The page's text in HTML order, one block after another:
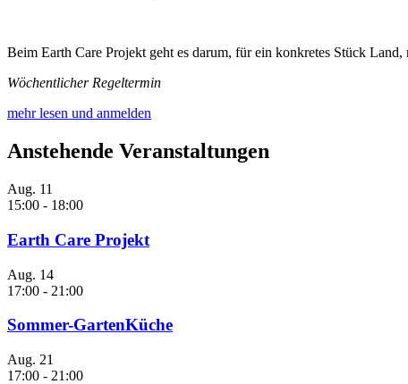
Beim Earth Care Projekt geht es darum, für ein konkretes Stück
Wöchentlicher Regeltermin
mehr lesen und anmelden
Anstehende Veranstaltungen
Aug. 11
15:00 - 18:00
Earth Care Projekt
Aug. 14
17:00 - 21:00
Sommer-GartenKüche
Aug. 21
17:00 - 21:00